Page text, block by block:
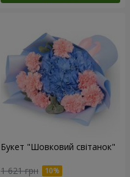
Букет "Шовковий світанок"
1 621 грн